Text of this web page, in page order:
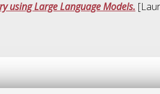
using Large Language Models.